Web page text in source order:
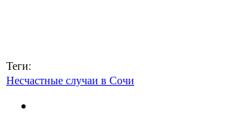
Теги:
Несчастные случаи в Сочи